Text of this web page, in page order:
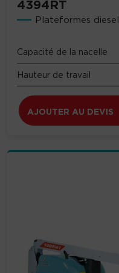
4394RT
Plateformes diesel
Capacité de la nacelle
Hauteur de travail
AJOUTER AU DEVIS